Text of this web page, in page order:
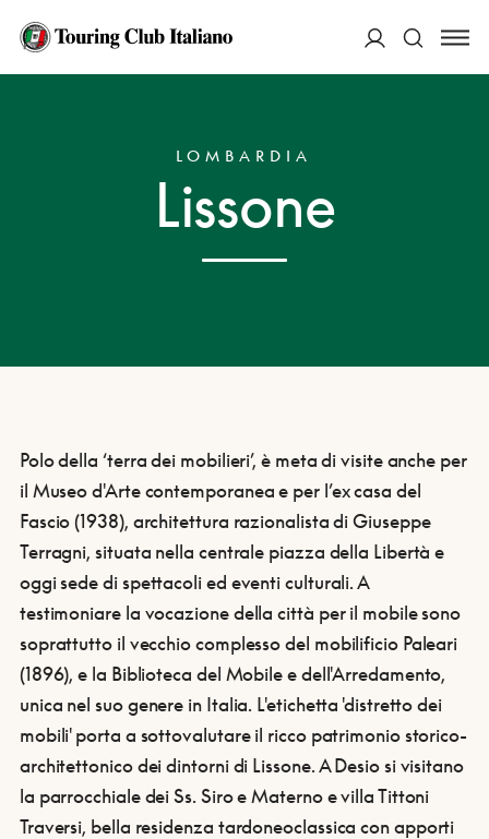
HOME
LOMBARDIA
Lissone
Polo della ‘terra dei mobilieri’, è meta di visite anche per
il Museo d'Arte contemporanea e per l’ex casa del
Fascio (1938), architettura razionalista di Giuseppe
Terragni, situata nella centrale piazza della Libertà e
oggi sede di spettacoli ed eventi culturali. A
testimoniare la vocazione della città per il mobile sono
soprattutto il vecchio complesso del mobilificio Paleari
(1896), e la Biblioteca del Mobile e dell'Arredamento,
unica nel suo genere in Italia. L'etichetta 'distretto dei
mobili' porta a sottovalutare il ricco patrimonio storico-
architettonico dei dintorni di Lissone. A Desio si visitano
la parrocchiale dei Ss. Siro e Materno e villa Tittoni
Traversi, bella residenza tardoneoclassica con apporti